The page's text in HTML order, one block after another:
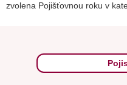
zvolena Pojišťovnou roku v